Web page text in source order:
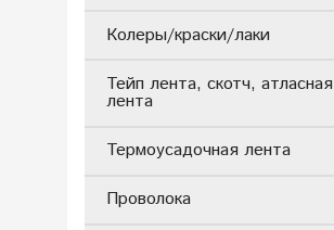
Колеры/краски/лаки
Тейп лента, скотч, атласная
лента
Термоусадочная лента
Проволока